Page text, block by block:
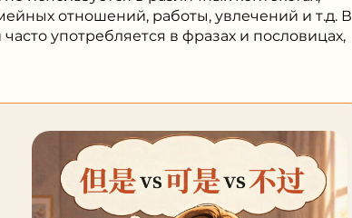
отношений, работы, увлечений и т.д. В
употребляется в фразах и пословицах,